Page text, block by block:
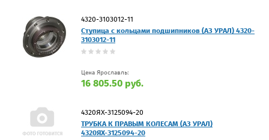
4320-3103012-11
Ступица с кольцами подшипников (АЗ УРАЛ) 4320-
3103012-11
Цена Ярославль:
16 805.50 руб.
4320ЯХ-3125094-20
ТРУБКА К ПРАВЫМ КОЛЕСАМ (АЗ УРАЛ)
4320ЯХ-3125094-20